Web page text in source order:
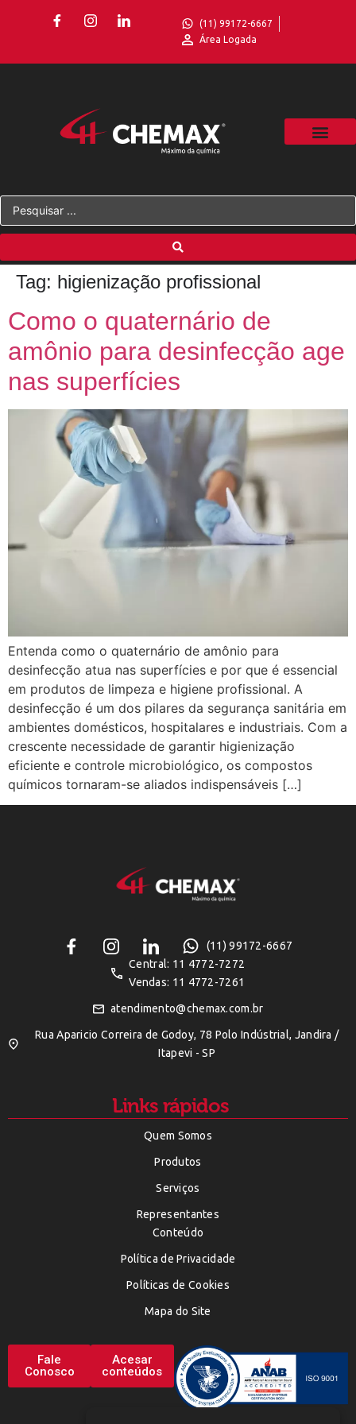
(11) 99172-6667
Área Logada
Tag: higienização profissional
Como o quaternário de
amônio para desinfecção age
nas superfícies
Entenda como o quaternário de amônio para
desinfecção atua nas superfícies e por que é essencial
em produtos de limpeza e higiene profissional. A
desinfecção é um dos pilares da segurança sanitária em
ambientes domésticos, hospitalares e industriais. Com a
crescente necessidade de garantir higienização
eficiente e controle microbiológico, os compostos
químicos tornaram-se aliados indispensáveis […]
(11) 99172-6667
Central: 11 4772-7272
Vendas: 11 4772-7261
atendimento@chemax.com.br
Rua Aparicio Correira de Godoy, 78 Polo Indústrial, Jandira /
Itapevi - SP
Links rápidos
Quem Somos
Produtos
Serviços
Representantes
Conteúdo
Política de Privacidade
Políticas de Cookies
Mapa do Site
Fale
Conosco
Acesar
conteúdos